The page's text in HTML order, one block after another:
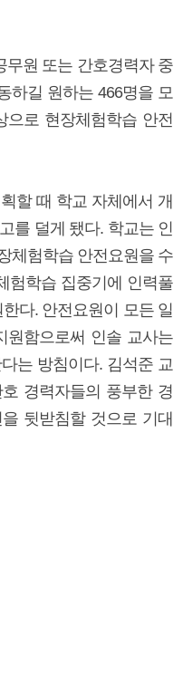
무원 또는 간호경력자 중
하길 원하는 466명을 모
으로 현장체험학습 안전
할 때 학교 자체에서 개
를 덜게 됐다. 학교는 인
체험학습 안전요원을 수
험학습 집중기에 인력풀
다. 안전요원이 모든 일
원함으로써 인솔 교사는
는 방침이다. 김석준 교
경력자들의 풍부한 경
뒷받침할 것으로 기대